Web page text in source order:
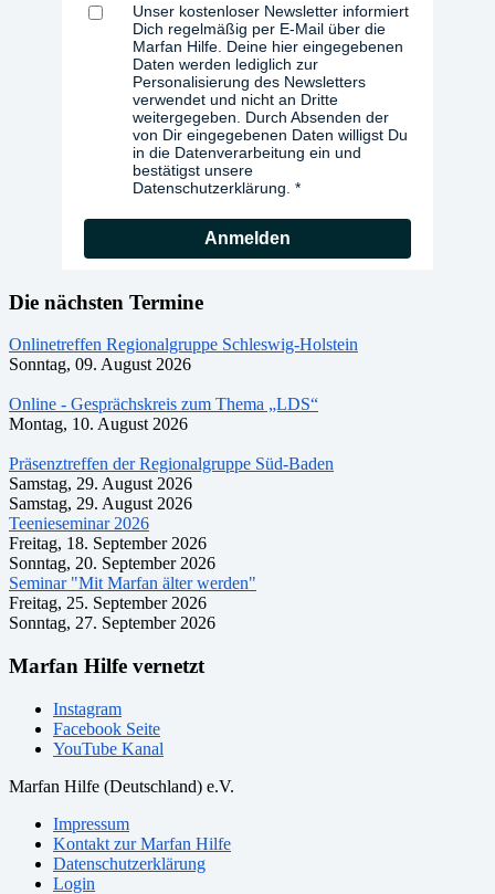
Unser kostenloser Newsletter informiert
Dich regelmäßig per E-Mail über die
Marfan Hilfe. Deine hier eingegebenen
Daten werden lediglich zur
Personalisierung des Newsletters
verwendet und nicht an Dritte
weitergegeben. Durch Absenden der
von Dir eingegebenen Daten willigst Du
in die Datenverarbeitung ein und
bestätigst unsere
Datenschutzerklärung.
Anmelden
Die nächsten Termine
Onlinetreffen Regionalgruppe Schleswig-Holstein
Sonntag, 09. August 2026
Online - Gesprächskreis zum Thema „LDS“
Montag, 10. August 2026
Präsenztreffen der Regionalgruppe Süd-Baden
Samstag, 29. August 2026
Samstag, 29. August 2026
Teenieseminar 2026
Freitag, 18. September 2026
Sonntag, 20. September 2026
Seminar "Mit Marfan älter werden"
Freitag, 25. September 2026
Sonntag, 27. September 2026
Marfan Hilfe vernetzt
Instagram
Facebook Seite
YouTube Kanal
Marfan Hilfe (Deutschland) e.V.
Impressum
Kontakt zur Marfan Hilfe
Datenschutzerklärung
Login